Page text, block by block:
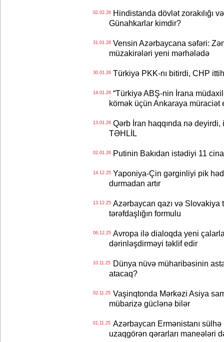
02.02.26Hindistanda dövlət zorakılığı
Günahkarlar kimdir?
31.01.26Vensin Azərbaycana səfəri:
müzakirələri yeni mərhələdə
30.01.26Türkiyə PKK-nı bitirdi, CHP
14.01.26“Türkiyə ABŞ-nin İrana
kömək üçün Ankaraya müraciət
13.01.26Qərb İran haqqında nə deyirdi,
TƏHLİL
02.01.26Putinin Bakıdan istədiyi 11
14.12.25Yaponiya-Çin gərginliyi pik
durmadan artır
13.12.25Azərbaycan qazı və Slovakiya
tərəfdaşlığın formulu
06.12.25Avropa ilə dialoqda yeni
dərinləşdirməyi təklif edir
10.11.25Dünya nüvə müharibəsinin
atacaq?
02.11.25Vaşinqtonda Mərkəzi Asiya
mübarizə güclənə bilər
01.11.25Azərbaycan Ermənistanı sülhə
uzaqgörən qərarları maneələri